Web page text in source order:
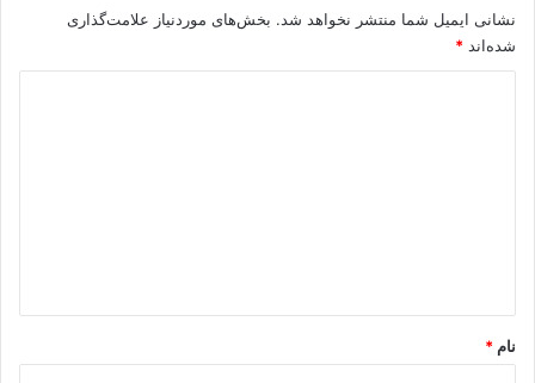
نشانی ایمیل شما منتشر نخواهد شد. بخش‌های موردنیاز علامت‌گذاری
شده‌اند *
نام *